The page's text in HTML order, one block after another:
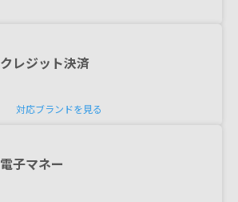
クレジット決済
対応ブランドを見る
電子マネー